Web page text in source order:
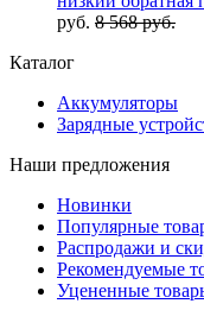
руб. 8 568 руб.
Каталог
Аккумуляторы
Зарядные
Наши предложения
Новинки
Популярные
Распродажи и
Рекомендуемые
Уцененные